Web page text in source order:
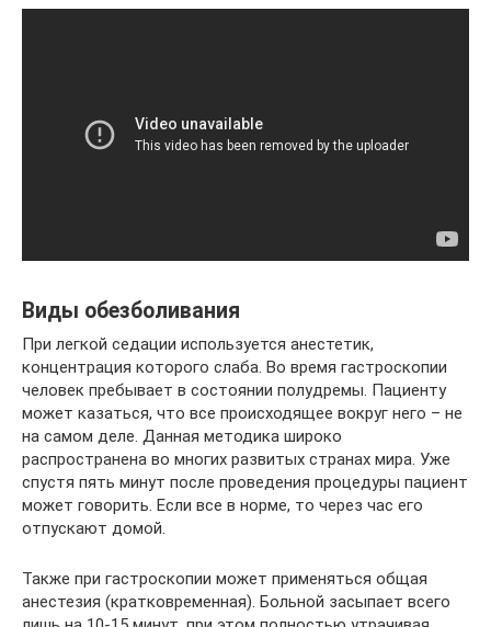
Виды обезболивания
При легкой седации используется анестетик,
концентрация которого слаба. Во время гастроскопии
человек пребывает в состоянии полудремы. Пациенту
может казаться, что все происходящее вокруг него – не
на самом деле. Данная методика широко
распространена во многих развитых странах мира. Уже
спустя пять минут после проведения процедуры пациент
может говорить. Если все в норме, то через час его
отпускают домой.
Также при гастроскопии может применяться общая
анестезия (кратковременная). Больной засыпает всего